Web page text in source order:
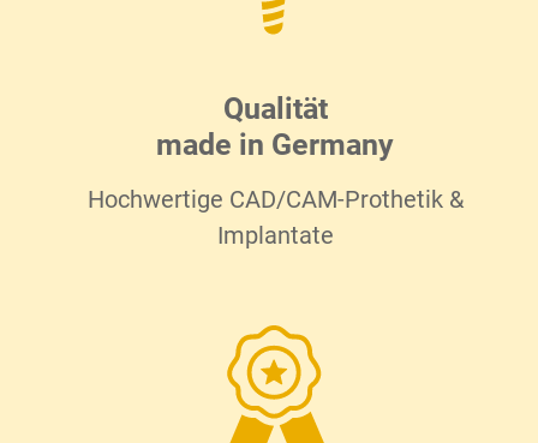
Qualität
made in Germany
Hochwertige CAD/CAM-Prothetik &
Implantate